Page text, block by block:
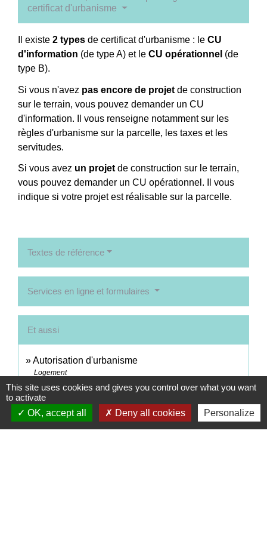
certificat d'urbanisme
Il existe 2 types de certificat d'urbanisme : le CU
d'information (de type A) et le CU opérationnel (de
type B).
Si vous n'avez pas encore de projet de construction
sur le terrain, vous pouvez demander un CU
d'information. Il vous renseigne notamment sur les
règles d'urbanisme sur la parcelle, les taxes et les
servitudes.
Si vous avez un projet de construction sur le terrain,
vous pouvez demander un CU opérationnel. Il vous
indique si votre projet est réalisable sur la parcelle.
Textes de référence
Services en ligne et formulaires
Et aussi
Autorisation d'urbanisme
Logement
Urbanisme - BTP
Secteurs d'activité
This site uses cookies and gives you control over what you want
to activate
OK, accept all
Deny all cookies Personalize